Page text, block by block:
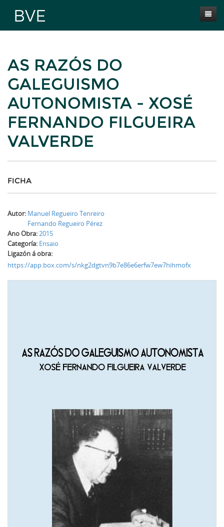
Presentación
Obras
Selección BVE
Autores
Novas
Contacta
AS RAZÓS DO
GALEGUISMO
AUTONOMISTA - XOSÉ
FERNANDO FILGUEIRA
VALVERDE
FICHA
Autor: Manuel Regueiro Tenreiro
Fernando Regueiro Pérez
Ano Obra:2015
Categoría: Ensaio
Ligazón á obra:
https://app.box.com/s/nkg2dgtvn9b7e86e6erfw7ew7hihmofx